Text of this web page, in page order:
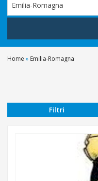
Emilia-Romagna
Da
Home » Emilia-Romagna
Filtri